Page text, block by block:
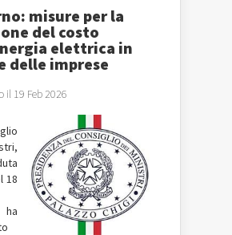
misure per la
del costo
elettrica in
delle imprese
il 19 Feb 2026
18